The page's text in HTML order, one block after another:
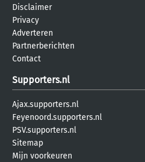
Disclaimer
Privacy
Adverteren
Partnerberichten
Contact
Supporters.nl
Ajax.supporters.nl
Feyenoord.supporters.nl
PSV.supporters.nl
Sitemap
Mijn voorkeuren